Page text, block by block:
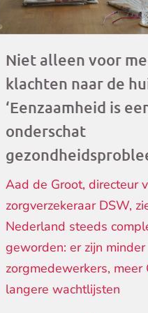
Niet alleen voor
klachten naar de
‘Eenzaamheid is
onderschat
Aad de Groot, directeur
zorgverzekeraar DSW,
Nederland steeds
geworden: er zijn minder
zorgmedewerkers, meer
langere wachtlijsten